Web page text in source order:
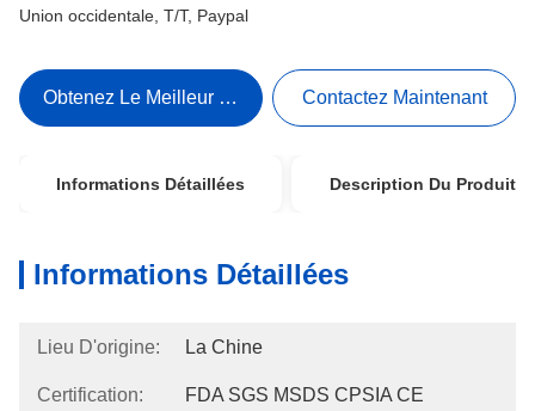
Union occidentale, T/T, Paypal
Obtenez Le Meilleur Prix Contactez Maintenant
Informations Détaillées Description Du Produit
Informations Détaillées
Lieu D'origine: La Chine
Certification: FDA SGS MSDS CPSIA CE